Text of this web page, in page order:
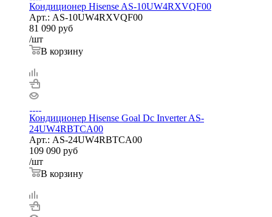
Кондиционер Hisense AS-10UW4RXVQF00
Арт.: AS-10UW4RXVQF00
81 090 руб
/шт
В корзину
Кондиционер Hisense Goal Dc Inverter AS-
24UW4RBTCA00
Арт.: AS-24UW4RBTCA00
109 090 руб
/шт
В корзину